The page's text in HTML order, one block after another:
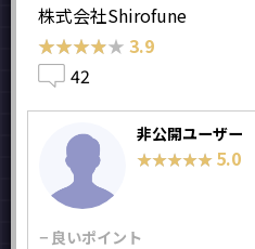
株式会社Shirofune
★★★★★
★★★★★ 3.9
42
非公開ユーザー
★★★★★
★★★★★ 5.0
− 良いポイント